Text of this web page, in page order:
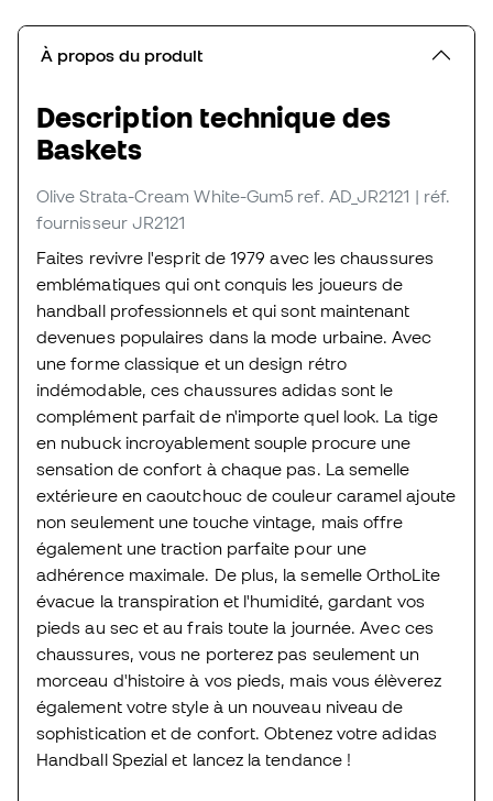
À propos du produit
Description technique des
Baskets
Olive Strata-Cream White-Gum5 ref. AD_JR2121 | réf.
fournisseur JR2121
Faites revivre l'esprit de 1979 avec les chaussures
emblématiques qui ont conquis les joueurs de
handball professionnels et qui sont maintenant
devenues populaires dans la mode urbaine. Avec
une forme classique et un design rétro
indémodable, ces chaussures adidas sont le
complément parfait de n'importe quel look. La tige
en nubuck incroyablement souple procure une
sensation de confort à chaque pas. La semelle
extérieure en caoutchouc de couleur caramel ajoute
non seulement une touche vintage, mais offre
également une traction parfaite pour une
adhérence maximale. De plus, la semelle OrthoLite
évacue la transpiration et l'humidité, gardant vos
pieds au sec et au frais toute la journée. Avec ces
chaussures, vous ne porterez pas seulement un
morceau d'histoire à vos pieds, mais vous élèverez
également votre style à un nouveau niveau de
sophistication et de confort. Obtenez votre adidas
Handball Spezial et lancez la tendance !